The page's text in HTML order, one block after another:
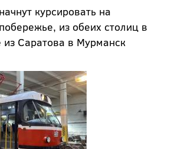
курсировать на
из обеих столиц в
Саратова в Мурманск